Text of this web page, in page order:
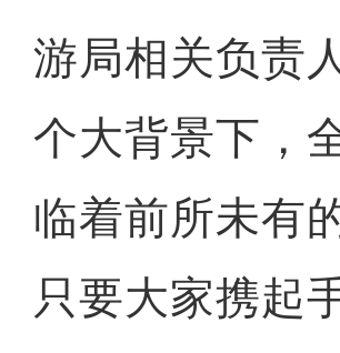
游局相关负责
个大背景下，
临着前所未有
只要大家携起